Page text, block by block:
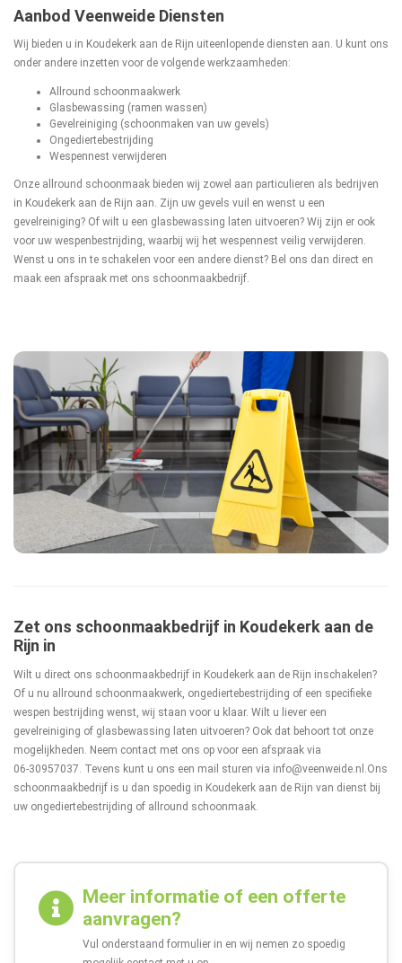
Aanbod Veenweide Diensten
Wij bieden u in Koudekerk aan de Rijn uiteenlopende diensten aan. U kunt ons
onder andere inzetten voor de volgende werkzaamheden:
Allround schoonmaakwerk
Glasbewassing (ramen wassen)
Gevelreiniging (schoonmaken van uw gevels)
Ongediertebestrijding
Wespennest verwijderen
Onze allround schoonmaak bieden wij zowel aan particulieren als bedrijven
in Koudekerk aan de Rijn aan. Zijn uw gevels vuil en wenst u een
gevelreiniging? Of wilt u een glasbewassing laten uitvoeren? Wij zijn er ook
voor uw wespenbestrijding, waarbij wij het wespennest veilig verwijderen.
Wenst u ons in te schakelen voor een andere dienst? Bel ons dan direct en
maak een afspraak met ons schoonmaakbedrijf.
Zet ons schoonmaakbedrijf in Koudekerk aan de
Rijn in
Wilt u direct ons schoonmaakbedrijf in Koudekerk aan de Rijn inschakelen?
Of u nu allround schoonmaakwerk, ongediertebestrijding of een specifieke
wespen bestrijding wenst, wij staan voor u klaar. Wilt u liever een
gevelreiniging of glasbewassing laten uitvoeren? Ook dat behoort tot onze
mogelijkheden. Neem contact met ons op voor een afspraak via
06-30957037 . Tevens kunt u ons een mail sturen via info@veenweide.nl .Ons
schoonmaakbedrijf is u dan spoedig in Koudekerk aan de Rijn van dienst bij
uw ongediertebestrijding of allround schoonmaak.
Meer informatie of een offerte
aanvragen?
Vul onderstaand formulier in en wij nemen zo spoedig